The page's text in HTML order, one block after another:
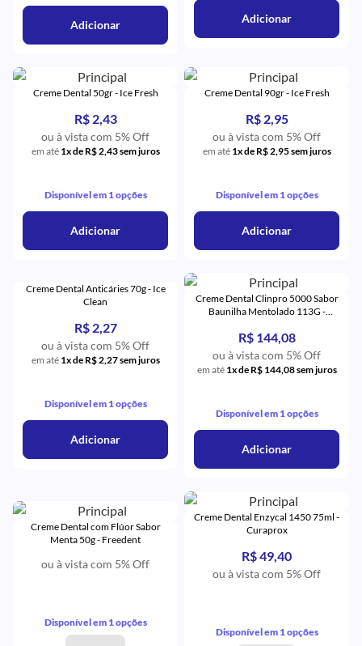
Adicionar Adicionar
Creme Dental 50gr - Ice Fresh
R$ 2,43
ou à vista com 5% Off
em até 1x de R$ 2,43 sem juros
Disponível em 1 opções
Adicionar
Creme Dental 90gr - Ice Fresh
R$ 2,95
ou à vista com 5% Off
em até 1x de R$ 2,95 sem juros
Disponível em 1 opções
Adicionar
Creme Dental Anticáries 70g - Ice
Clean
R$ 2,27
ou à vista com 5% Off
em até 1x de R$ 2,27 sem juros
Disponível em 1 opções
Adicionar
Creme Dental Clinpro 5000 Sabor
Baunilha Mentolado 113G -
R$ 144,08
ou à vista com 5% Off
em até 1x de R$ 144,08 sem juros
Disponível em 1 opções
Adicionar
Creme Dental com Flúor Sabor
Menta 50g - Freedent
ou à vista com 5% Off
Disponível em 1 opções
Creme Dental Enzycal 1450 75ml -
Curaprox
R$ 49,40
ou à vista com 5% Off
Disponível em 1 opções